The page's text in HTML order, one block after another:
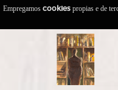
Empregamos cookies propias e de